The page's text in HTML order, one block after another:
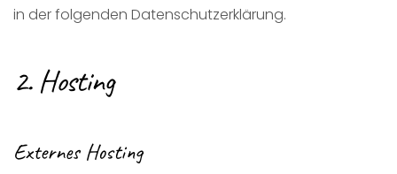
in der folgenden Datenschutzerklärung.
2. Hosting
Externes Hosting